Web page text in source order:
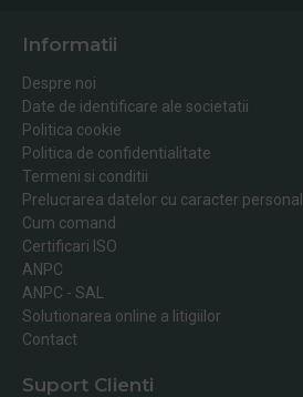
Informatii
Despre noi
Date de identificare ale societatii
Politica cookie
Politica de confidentialitate
Termeni si conditii
Prelucrarea datelor cu caracter personal
Cum comand
Certificari ISO
ANPC
ANPC - SAL
Solutionarea online a litigiilor
Contact
Suport Clienti